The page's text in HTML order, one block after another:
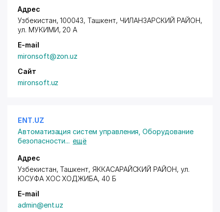
Адрес
Узбекистан, 100043, Ташкент, ЧИЛАНЗАРСКИЙ РАЙОН,
ул. МУКИМИ, 20 А
E-mail
mironsoft@zon.uz
Сайт
mironsoft.uz
ENT.UZ
Автоматизация систем управления ,Оборудование
безопасности... ещё
Адрес
Узбекистан, Ташкент, ЯККАСАРАЙСКИЙ РАЙОН, ул.
ЮСУФА ХОС ХОДЖИБА, 40 Б
E-mail
admin@ent.uz